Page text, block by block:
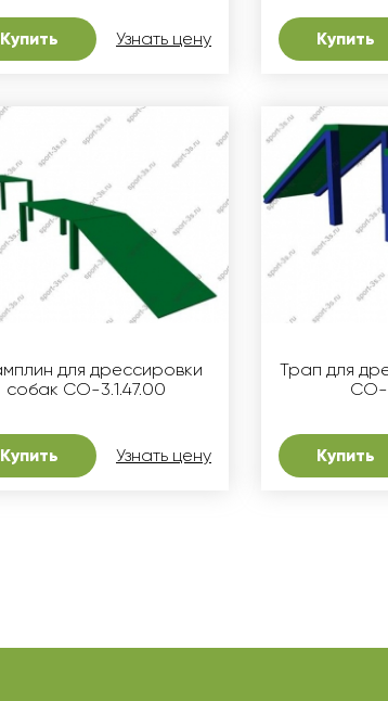
Купить Узнать цену Купить
для дрессировки
собак СО-3.1.47.00
Купить Узнать цену
Трап для
СО-
Купить